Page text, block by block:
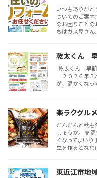
いつもありが
ついてのご案
のお困りごと
ちはガス屋さん
乾太くん
乾太くん 早
２０２６年
が、温かくなっ
楽ラクグル
だんだんと秋
しょうか。 気
くなってまい
立を作るとなれ
東近江市地